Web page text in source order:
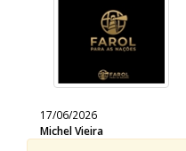
17/06/2026
Michel Vieira